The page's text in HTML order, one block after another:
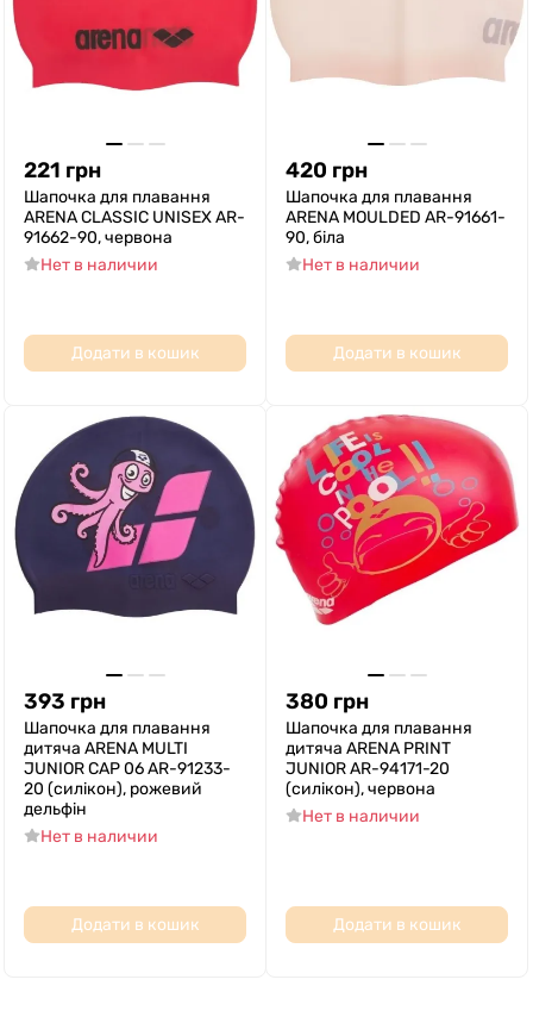
221 грн
Шапочка для плавання
ARENA CLASSIC UNISEX AR-
91662-90, червона
Нет в наличии
Додати в кошик
420 грн
Шапочка для плавання
ARENA MOULDED AR-91661-
90, біла
Нет в наличии
Додати в кошик
393 грн
Шапочка для плавання
дитяча ARENA MULTI
JUNIOR CAP 06 AR-91233-
20 (силікон), рожевий
дельфін
Нет в наличии
Додати в кошик
380 грн
Шапочка для плавання
дитяча ARENA PRINT
JUNIOR AR-94171-20
(силікон), червона
Нет в наличии
Додати в кошик